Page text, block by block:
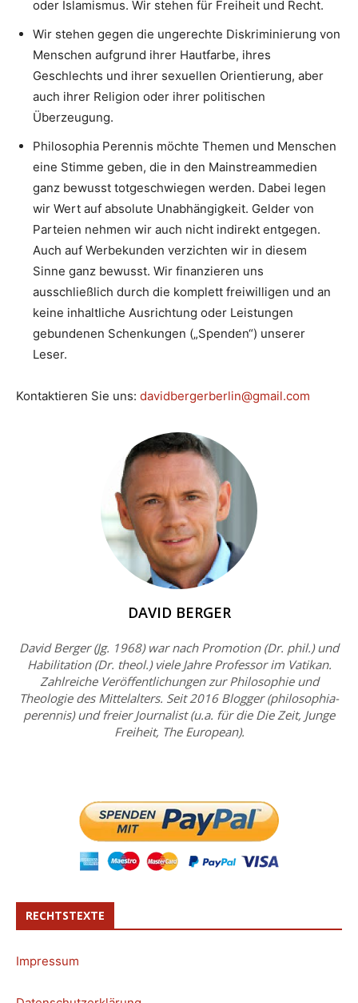
oder Islamismus. Wir stehen für Freiheit und Recht.
Wir stehen gegen die ungerechte Diskriminierung von
Menschen aufgrund ihrer Hautfarbe, ihres
Geschlechts und ihrer sexuellen Orientierung, aber
auch ihrer Religion oder ihrer politischen
Überzeugung.
Philosophia Perennis möchte Themen und Menschen
eine Stimme geben, die in den Mainstreammedien
ganz bewusst totgeschwiegen werden. Dabei legen
wir Wert auf absolute Unabhängigkeit. Gelder von
Parteien nehmen wir auch nicht indirekt entgegen.
Auch auf Werbekunden verzichten wir in diesem
Sinne ganz bewusst. Wir finanzieren uns
ausschließlich durch die komplett freiwilligen und an
keine inhaltliche Ausrichtung oder Leistungen
gebundenen Schenkungen („Spenden“) unserer
Leser.
Kontaktieren Sie uns: davidbergerberlin@gmail.com
DAVID BERGER
David Berger (Jg. 1968) war nach Promotion (Dr. phil.) und
Habilitation (Dr. theol.) viele Jahre Professor im Vatikan.
Zahlreiche Veröffentlichungen zur Philosophie und
Theologie des Mittelalters. Seit 2016 Blogger (philosophia-
perennis) und freier Journalist (u.a. für die Die Zeit, Junge
Freiheit, The European).
RECHTSTEXTE
Impressum